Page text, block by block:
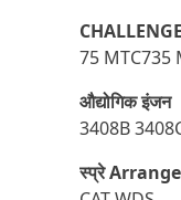
75 MTC735
औद्योगिक इंजन
3408B
स्प्रे